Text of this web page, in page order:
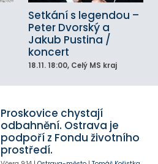
Setkání s legendou –
Peter Dvorský a
Jakub Pustina /
koncert
18.11. 18:00, Celý MS kraj
Proskovice chystají
odbahnění. Ostrava je
podpoří z Fondu životního
prostředí.